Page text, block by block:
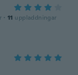
· 11 uppladdningar